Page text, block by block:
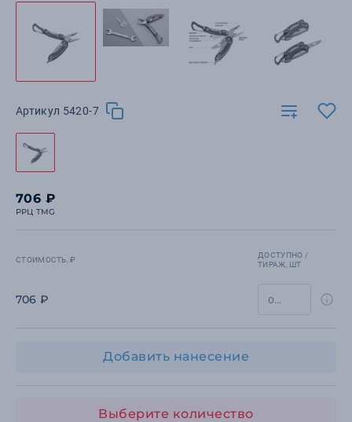
Артикул 5420-7
706 ₽
РРЦ TMG
СТОИМОСТЬ, ₽
ДОСТУПНО /
ТИРАЖ, ШТ
706 ₽
Добавить нанесение
Выберите количество